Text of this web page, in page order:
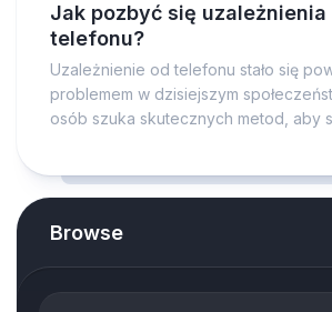
Jak pozbyć się uzależnienia
telefonu?
Uzależnienie od telefonu stało się
problemem w dzisiejszym
osób szuka skutecznych metod, aby
Browse